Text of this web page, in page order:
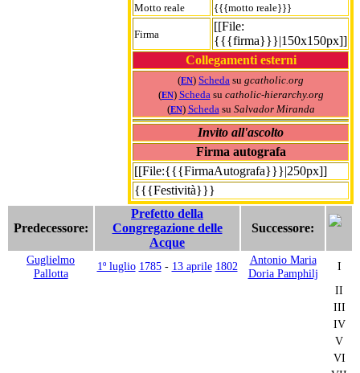
Motto reale
{{{motto reale}}}
Firma
[[File:
{{{firma}}}|150x150px]]
Collegamenti esterni
(EN) Scheda su gcatholic.org
(EN) Scheda su catholic-hierarchy.org
(EN) Scheda su Salvador Miranda
Invito all'ascolto
Firma autografa
[[File:{{{FirmaAutografa}}}|250px]]
{{{Festività}}}
Predecessore:
Prefetto della
Congregazione delle
Acque
Successore:
Guglielmo
Pallotta
1º luglio 1785- 13 aprile 1802
Antonio Maria
Doria Pamphilj
I
II
III
IV
V
VI